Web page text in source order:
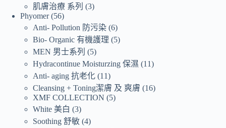
肌膚治療 系列
3
Phyomer 56
Anti- Pollution 防污染 6
Bio- Organic 有機護理
5
MEN 男士系列
5
Hydracontinue Moisturzing 保濕
11
Anti- aging 抗老化 11
Cleansing + Toning潔膚 及 爽膚
16
XMF COLLECTION
5
White 美白
3
Soothing 舒敏 4